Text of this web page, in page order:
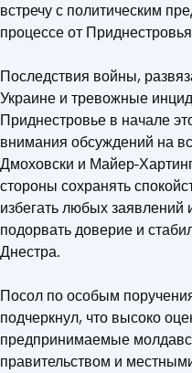
встречу с политическим
процессе от
Последствия войны,
Украине и тревожные
Приднестровье в начале
внимания обсуждений на
Дмоховски и Майер-
стороны сохранять
избегать любых заявлений
подорвать доверие и
Днестра.
Посол по особым
подчеркнул, что высоко
предпринимаемые
правительством и